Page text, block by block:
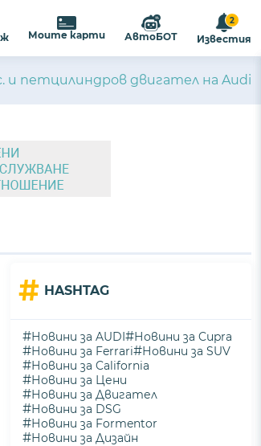
Моите карти АвтоБОТ
2
Известия
и петцилиндров двигател на Audi
# HASHTAG
#Новини за AUDI#Новини за Cupra
#Новини за Ferrari#Новини за SUV
#Новини за California
#Новини за Цени
#Новини за Двигател
#Новини за DSG
#Новини за Formentor
#Новини за Дизайн